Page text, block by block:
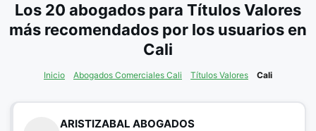
Los 20 abogados para Títulos Valores
más recomendados por los usuarios en
Cali
Inicio Abogados Comerciales Cali Títulos Valores Cali
ARISTIZABAL ABOGADOS